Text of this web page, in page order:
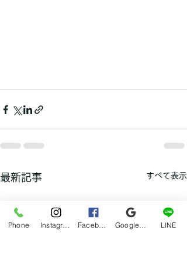
最新記事 すべて表示
Phone LINE